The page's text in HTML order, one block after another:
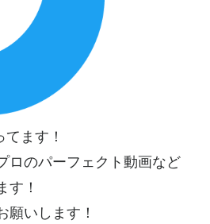
てます！
ロのパーフェクト動画など
す！
願いします！